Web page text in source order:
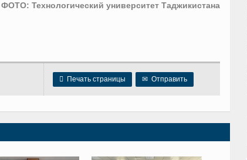
ФОТО: Технологический университет Таджикистана
 Печать страницы ✉ Отправить